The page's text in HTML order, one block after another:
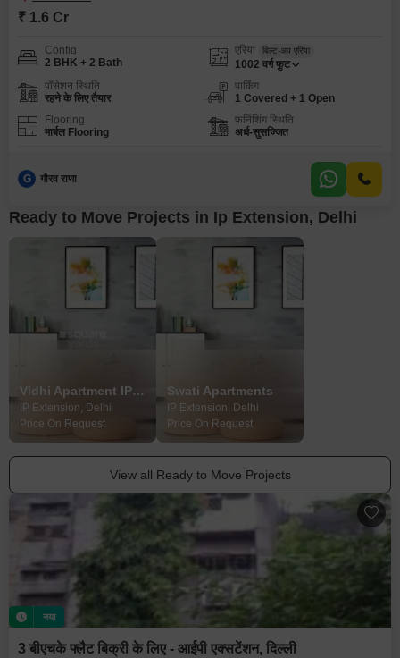
₹ 1.6 Cr
Config
2 BHK + 2 Bath
एरिया बिल्ट-अप एरिया
1002 वर्ग फुट
पॉसेशन स्थिति
रहने के लिए तैयार
पार्किंग
1 Covered + 1 Open
Flooring
मार्बल Flooring
फर्निशिंग स्थिति
अर्ध-सुसज्जित
G गौरव राणा
Ready to Move Projects in Ip Extension, Delhi
Vidhi Apartment IP Extension
IP Extension, Delhi
Price On Request
Swati Apartments
IP Extension, Delhi
Price On Request
View all Ready to Move Projects
नया
3 बीएचके फ्लैट बिक्री के लिए - आईपी एक्सटेंशन, दिल्ली